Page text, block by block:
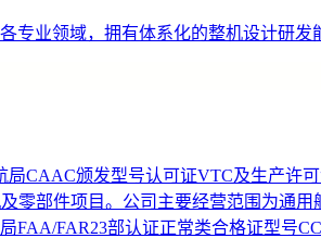
专业领域，拥有体系化的整机设计研发
CAAC颁发型号认可证VTC及生产许
零部件项目。公司主要经营范围为通
FAR23部认证正常类合格证型号